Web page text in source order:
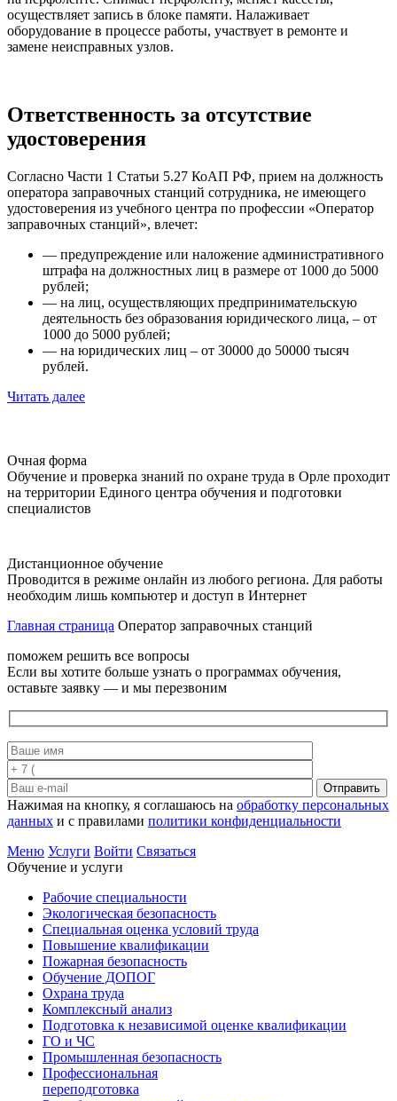
осуществляет запись в блоке памяти. Налаживает
оборудование в процессе работы, участвует в ремонте и
замене неисправных узлов.
Ответственность за отсутствие
удостоверения
Согласно Части 1 Статьи 5.27 КоАП РФ, прием на должность
оператора заправочных станций сотрудника, не имеющего
удостоверения из учебного центра по профессии «Оператор
заправочных станций», влечет:
— предупреждение или наложение административного
штрафа на должностных лиц в размере от 1000 до 5000
рублей;
— на лиц, осуществляющих предпринимательскую
деятельность без образования юридического лица, – от
1000 до 5000 рублей;
— на юридических лиц – от 30000 до 50000 тысяч
рублей.
Читать далее
Очная форма
Обучение и проверка знаний по охране труда в Орле проходит
на территории Единого центра обучения и подготовки
специалистов
Дистанционное обучение
Проводится в режиме онлайн из любого региона. Для работы
необходим лишь компьютер и доступ в Интернет
Главная страница Оператор заправочных станций
поможем решить все вопросы
Если вы хотите больше узнать о программах обучения,
оставьте заявку — и мы перезвоним
Отправить
Нажимая на кнопку, я соглашаюсь на обработку персональных
данных и с правилами политики конфиденциальности
Меню Услуги Войти Связаться
Обучение и услуги
Рабочие специальности
Экологическая безопасность
Специальная оценка условий труда
Повышение квалификации
Пожарная безопасность
Обучение ДОПОГ
Охрана труда
Комплексный анализ
Подготовка к независимой оценке квалификации
ГО и ЧС
Промышленная безопасность
Профессиональная
переподготовка